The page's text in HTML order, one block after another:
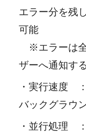
エラー分を残
可能
※エラーは
ザーへ通知す
・実行速度
：
バックグラウ
・並行処理
：